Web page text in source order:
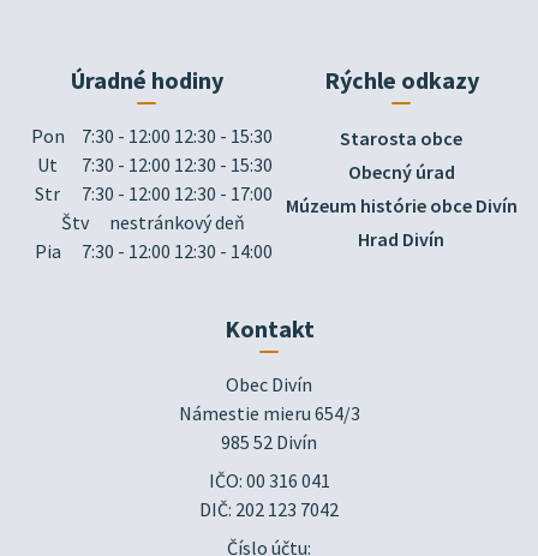
Úradné hodiny
Pon
7:30 - 12:00 12:30 - 15:30
Ut
7:30 - 12:00 12:30 - 15:30
Str
7:30 - 12:00 12:30 - 17:00
Štv
nestránkový deň
Pia
7:30 - 12:00 12:30 - 14:00
Rýchle odkazy
Starosta obce
Obecný úrad
Múzeum histórie obce Divín
Hrad Divín
Kontakt
Obec Divín
Námestie mieru 654/3
985 52 Divín
IČO: 00 316 041
DIČ: 202 123 7042
Číslo účtu: